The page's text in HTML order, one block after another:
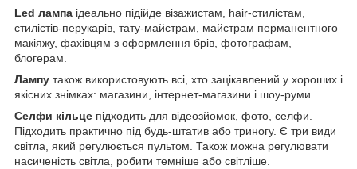
Led лампа ідеально підійде візажистам, hair-стилістам,
стилістів-перукарів, тату-майстрам, майстрам перманентного
макіяжу, фахівцям з оформлення брів, фотографам,
блогерам.
Лампу також використовують всі, хто зацікавлений у хороших і
якісних знімках: магазини, інтернет-магазини і шоу-руми.
Селфи кільце підходить для відеозйомок, фото, селфи.
Підходить практично під будь-штатив або триногу. Є три види
світла, який регулюється пультом. Також можна регулювати
насиченість світла, робити темніше або світліше.